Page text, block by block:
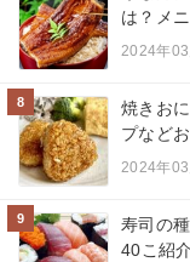
は？メ
2024年03
8
焼きお
プなど
2024年03
9
寿司の
40こ紹